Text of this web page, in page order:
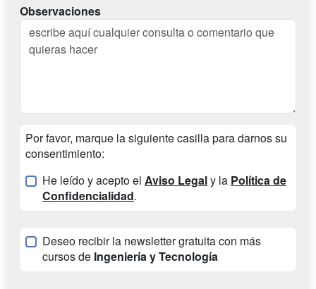
Observaciones
Por favor, marque la siguiente casilla para darnos su
consentimiento:
He leído y acepto el Aviso Legaly la Política de
Confidencialidad.
Deseo recibir la newsletter gratuita con más
cursos de Ingeniería y Tecnología